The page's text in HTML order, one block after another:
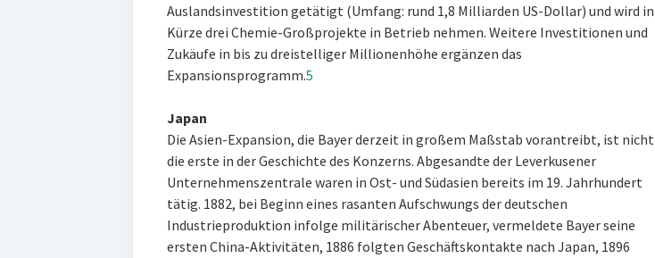
Auslandsinvestition getätigt (Umfang: rund 1,8 Milliarden US-Dollar) und wird in
Kürze drei Chemie-Großprojekte in Betrieb nehmen. Weitere Investitionen und
Zukäufe in bis zu dreistelliger Millionenhöhe ergänzen das
Expansionsprogramm.5
Japan
Die Asien-Expansion, die Bayer derzeit in großem Maßstab vorantreibt, ist nicht
die erste in der Geschichte des Konzerns. Abgesandte der Leverkusener
Unternehmenszentrale waren in Ost- und Südasien bereits im 19. Jahrhundert
tätig. 1882, bei Beginn eines rasanten Aufschwungs der deutschen
Industrieproduktion infolge militärischer Abenteuer, vermeldete Bayer seine
ersten China-Aktivitäten, 1886 folgten Geschäftskontakte nach Japan, 1896